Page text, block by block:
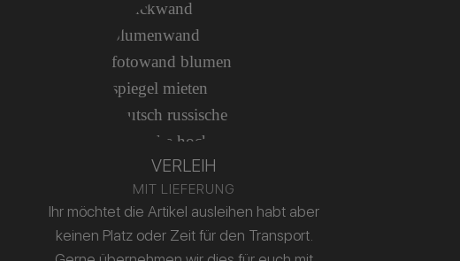
VERLEIH
MIT LIEFERUNG
Ihr möchtet die Artikel ausleihen habt aber
keinen Platz oder Zeit für den Transport.